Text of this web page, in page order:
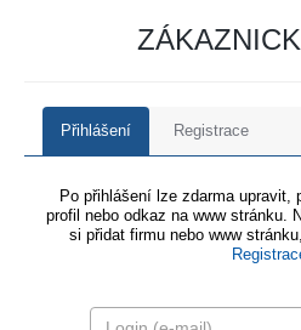
Přihlášení Registrace
Po přihlášení lze zdarma upravit,
profil nebo odkaz na www stránku.
si přidat firmu nebo www